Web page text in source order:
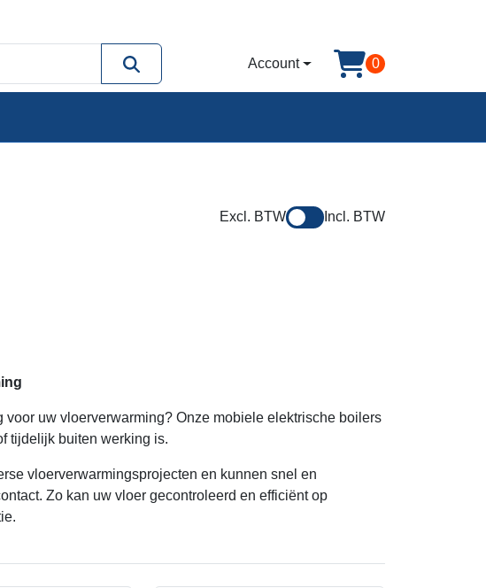
Account 0
Excl. BTW Incl. BTW
uw vloerverwarming? Onze mobiele elektrische boilers
tijdelijk buiten werking is.
vloerverwarmingsprojecten en kunnen snel en
Zo kan uw vloer gecontroleerd en efficiënt op